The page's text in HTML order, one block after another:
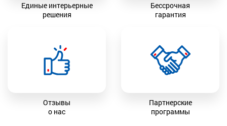
Единые интерьерные
решения
Бессрочная
гарантия
Отзывы
о нас
Партнерские
программы